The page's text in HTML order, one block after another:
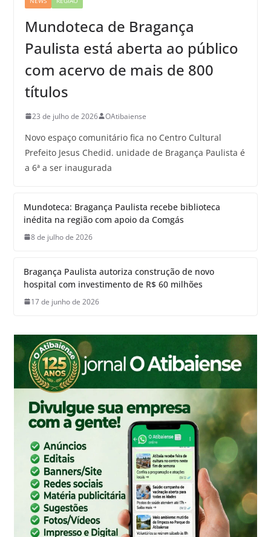
Mundoteca de Bragança
Paulista está aberta ao público
com acervo de mais de 800
títulos
23 de julho de 2026 OAtibaiense
Novo espaço comunitário fica no Centro Cultural
Prefeito Jesus Chedid. unidade de Bragança Paulista é
a 6ª a ser inaugurada
Mundoteca: Bragança Paulista recebe biblioteca
inédita na região com apoio da Comgás
8 de julho de 2026
Bragança Paulista autoriza construção de novo
hospital com investimento de R$ 60 milhões
17 de junho de 2026